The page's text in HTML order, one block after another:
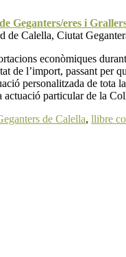
Geganters/eres i
de Calella, Ciutat
econòmiques
de l’import, passant per
personalitzada de
actuació particular de la
de Calella, llibre